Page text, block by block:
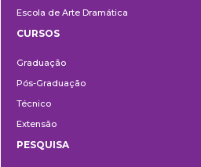
Escola de Arte Dramática
CURSOS
Graduação
Pós-Graduação
Técnico
Extensão
PESQUISA